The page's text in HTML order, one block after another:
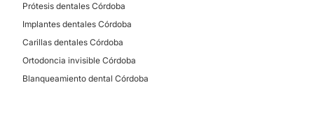
Prótesis dentales Córdoba
Implantes dentales Córdoba
Carillas dentales Córdoba
Ortodoncia invisible Córdoba
Blanqueamiento dental Córdoba